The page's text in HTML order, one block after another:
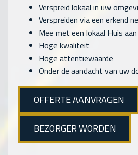
Verspreid lokaal in uw
Verspreiden via een erkend
Mee met een lokaal Huis
Hoge kwaliteit
Hoge attentiewaarde
Onder de aandacht van uw
OFFERTE AANVRAGEN
BEZORGER WORDEN